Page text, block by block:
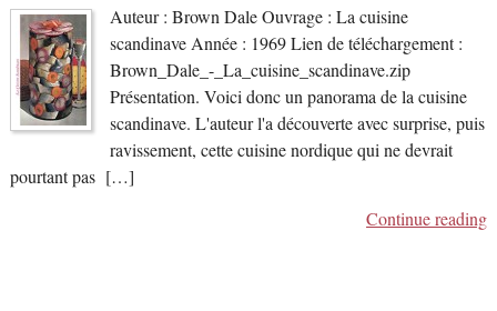
Auteur : Brown Dale Ouvrage : La cuisine
scandinave Année : 1969 Lien de téléchargement :
Brown_Dale_-_La_cuisine_scandinave.zip
Présentation. Voici donc un panorama de la cuisine
scandinave. L'auteur l'a découverte avec surprise, puis
ravissement, cette cuisine nordique qui ne devrait
pourtant pas […]
Continue reading